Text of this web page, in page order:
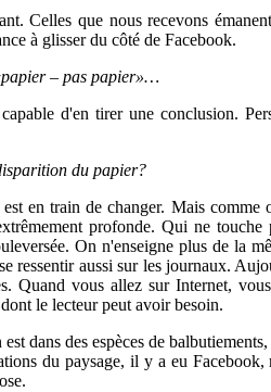
Celles que nous recevons
à glisser du côté de Facebook.
– pas papier»…
d'en tirer une conclusion.
du papier?
en train de changer. Mais
profonde. Qui ne
On n'enseigne plus de la
ressentir aussi sur les journaux.
Quand vous allez sur Internet,
le lecteur peut avoir besoin.
dans des espèces de
du paysage, il y a eu